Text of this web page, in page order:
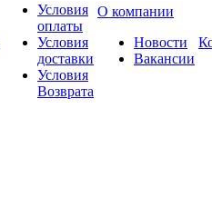
Условия
оплаты
Условия
доставки
Условия
Возврата
О компании
Новости
Вакансии